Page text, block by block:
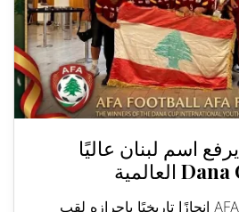
AFA Lebanon يرفع اسم لبنان عاليًا
حقق فريق AFA Lebanon إنجازًا تاريخيًا بإحرازه لقب